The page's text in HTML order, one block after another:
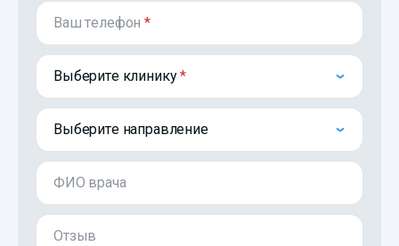
Ваш телефон*
Выберите клинику
Выберите направление
ФИО врача
Отзыв